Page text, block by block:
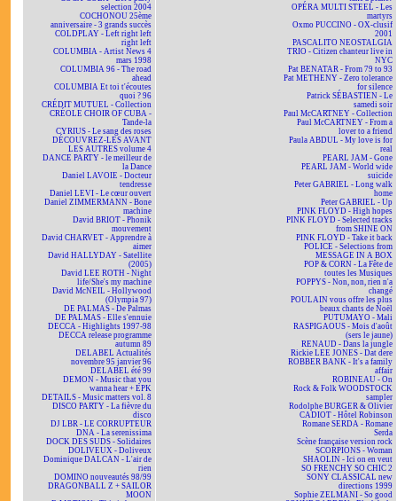
selection 2004
COCHONOU 25ème
anniversaire - 3 grands succès
COLDPLAY - Left right left
right left
COLUMBIA - Artist News 4
mars 1998
COLUMBIA 96 - The road
ahead
COLUMBIA Et toi t'écoutes
quoi ? 96
CRÉDIT MUTUEL - Collection
CRÉOLE CHOIR OF CUBA -
Tande-la
CYRIUS - Le sang des roses
DÉCOUVREZ-LES AVANT
LES AUTRES volume 4
DANCE PARTY - le meilleur de
la Dance
Daniel LAVOIE - Docteur
tendresse
Daniel LEVI - Le cœur ouvert
Daniel ZIMMERMANN - Bone
machine
David BRIOT - Phonik
mouvement
David CHARVET - Apprendre à
aimer
David HALLYDAY - Satellite
(2005)
David LEE ROTH - Night
life/She's my machine
David McNEIL - Hollywood
(Olympia 97)
DE PALMAS - De Palmas
DE PALMAS - Elle s'ennuie
DECCA - Highlights 1997-98
DECCA release programme
autumn 89
DELABEL Actualités
novembre 95 janvier 96
DELABEL été 99
DEMON - Music that you
wanna hear + EPK
DETAILS - Music matters vol. 8
DISCO PARTY - La fièvre du
disco
DJ LBR - LE CORRUPTEUR
DNA - La serenissima
DOCK DES SUDS - Solidaires
DOLIVEUX - Doliveux
Dominique DALCAN - L'air de
rien
DOMINO nouveautés 98/99
DRAGONBALL Z + SAILOR
MOON
OPÉRA MULTI STEEL - Les
martyrs
Oxmo PUCCINO - OX-clusif
2001
PASCALITO NEOSTALGIA
TRIO - Citizen chanteur live in
NYC
Pat BENATAR - From 79 to 93
Pat METHENY - Zero tolerance
for silence
Patrick SÉBASTIEN - Le
samedi soir
Paul McCARTNEY - Collection
Paul McCARTNEY - From a
lover to a friend
Paula ABDUL - My love is for
real
PEARL JAM - Gone
PEARL JAM - World wide
suicide
Peter GABRIEL - Long walk
home
Peter GABRIEL - Up
PINK FLOYD - High hopes
PINK FLOYD - Selected tracks
from SHINE ON
PINK FLOYD - Take it back
POLICE - Selections from
MESSAGE IN A BOX
POP & CORN - La Fête de
toutes les Musiques
POPPYS - Non, non, rien n'a
changé
POULAIN vous offre les plus
beaux chants de Noël
PUTUMAYO - Mali
RASPIGAOUS - Mois d'août
(sers le jaune)
RENAUD - Dans la jungle
Rickie LEE JONES - Dat dere
ROBBER BANK - It's a family
affair
ROBINEAU - On
Rock & Folk WOODSTOCK
sampler
Rodolphe BURGER & Olivier
CADIOT - Hôtel Robinson
Romane SERDA - Romane
Serda
Scène française version rock
SCORPIONS - Woman
SHAOLIN - Ici on en veut
SO FRENCHY SO CHIC 2
SONY CLASSICAL new
directions 1999
Sophie ZELMANI - So good